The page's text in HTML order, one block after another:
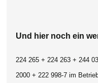
Und hier noch ein
224 265 + 224 263 + 244
2000 + 222 998-7 im